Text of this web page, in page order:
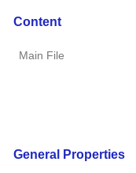
Content
Main File
General Properties